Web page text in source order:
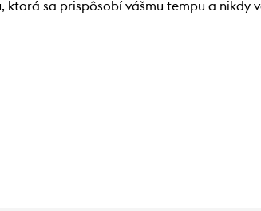
ktorá sa prispôsobí vášmu tempu a nikdy